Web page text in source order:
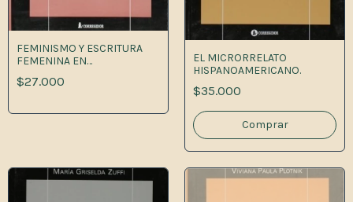
FEMINISMO Y ESCRITURA
FEMENINA EN
LATINOAMERICA 1A.ED
$27.000
EL MICRORRELATO
HISPANOAMERICANO.
$35.000